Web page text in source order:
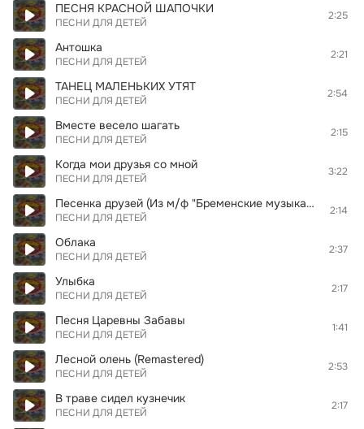
ПЕСНЯ КРАСНОЙ ШАПОЧКИ
ПЕСНИ ДЛЯ ДЕТЕЙ
2:25
Антошка
ПЕСНИ ДЛЯ ДЕТЕЙ
2:21
ТАНЕЦ МАЛЕНЬКИХ УТЯТ
ПЕСНИ ДЛЯ ДЕТЕЙ
2:54
Вместе весело шагать
ПЕСНИ ДЛЯ ДЕТЕЙ
2:15
Когда мои друзья со мной
ПЕСНИ ДЛЯ ДЕТЕЙ
3:22
Песенка друзей (Из м/ф "Бременские музыканты")
ПЕСНИ ДЛЯ ДЕТЕЙ
2:14
Облака
ПЕСНИ ДЛЯ ДЕТЕЙ
2:37
Улыбка
ПЕСНИ ДЛЯ ДЕТЕЙ
2:17
Песня Царевны Забавы
ПЕСНИ ДЛЯ ДЕТЕЙ
1:41
Лесной олень (Remastered)
ПЕСНИ ДЛЯ ДЕТЕЙ
2:53
В траве сидел кузнечик
ПЕСНИ ДЛЯ ДЕТЕЙ
2:17